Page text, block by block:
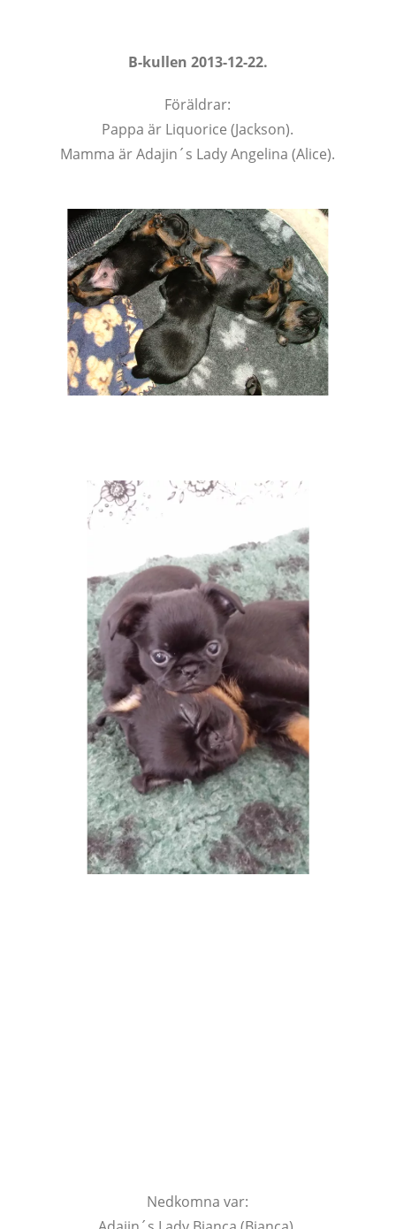
B-kullen 2013-12-22.
Föräldrar:
Pappa är Liquorice (Jackson).
Mamma är Adajin´s Lady Angelina (Alice).
Nedkomna var: